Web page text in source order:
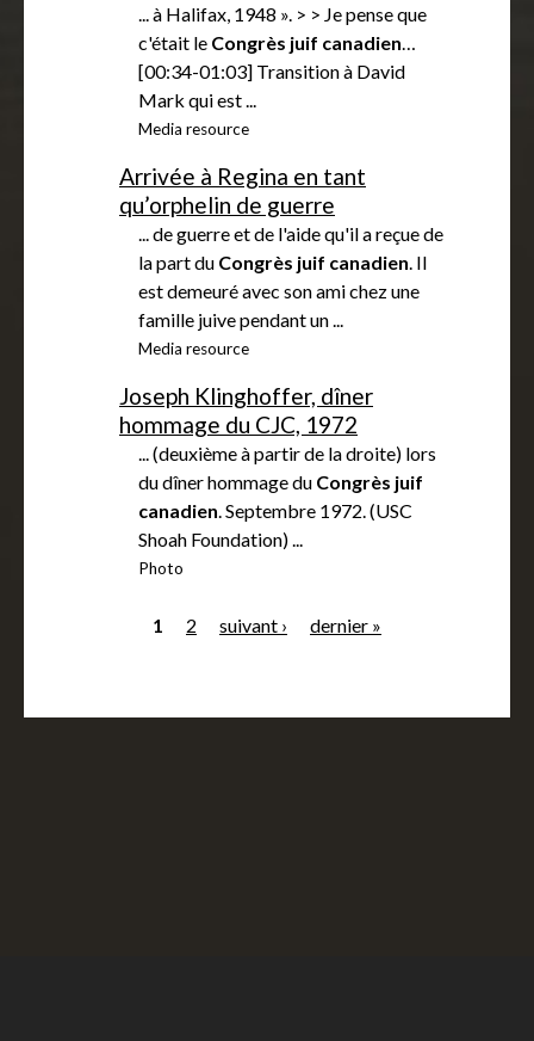
... à Halifax, 1948 ». > > Je pense que
c'était le Congrès juif canadien…
[00:34-01:03] Transition à David
Mark qui est ...
Media resource
Arrivée à Regina en tant
qu’orphelin de guerre
... de guerre et de l'aide qu'il a reçue de
la part du Congrès juif canadien. Il
est demeuré avec son ami chez une
famille juive pendant un ...
Media resource
Joseph Klinghoffer, dîner
hommage du CJC, 1972
... (deuxième à partir de la droite) lors
du dîner hommage du Congrès juif
canadien. Septembre 1972. (USC
Shoah Foundation) ...
Photo
1 2 suivant › dernier »